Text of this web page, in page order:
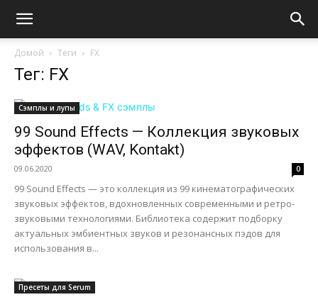
Домой Теги FX
Тег: FX
Сэмплы и лупы
99 Sound Effects — Коллекция звуковых
эффектов (WAV, Kontakt)
09.06.2020 0
99 Sound Effects — это коллекция из 99 кинематографических
звуковых эффектов, вдохновленных современными и ретро-
звуковыми технологиями. Библиотека содержит подборку
актуальных эмбиентных звуков и резонансных пэдов для
использования в...
Пресеты для Serum